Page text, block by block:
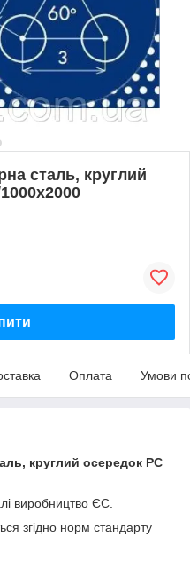
сталь, круглий
Оплата Умови
круглий осередок PC
виробництво ЄС.
згідно норм стандарту